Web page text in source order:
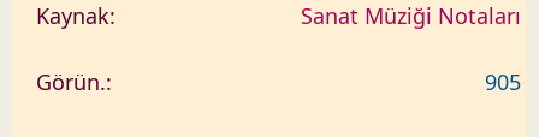
Sanat Müziği Notaları
905